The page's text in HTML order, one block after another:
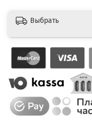
Выбрать